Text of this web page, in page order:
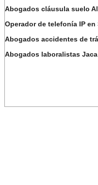
Abogados cláusula suelo
Operador de telefonía IP
Abogados accidentes de
Abogados laboralistas Jaca